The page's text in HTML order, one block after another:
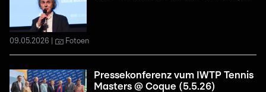
09.05.2026 Fotoen
Pressekonferenz vum IWTP Tennis
Masters @ Coque (5.5.26)